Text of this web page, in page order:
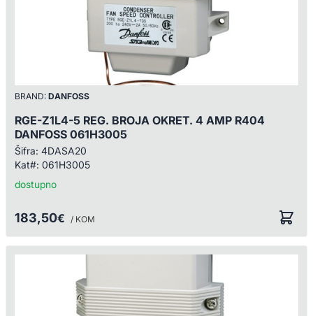
BRAND: DANFOSS
RGE-Z1L4-5 REG. BROJA OKRET. 4 AMP R404
DANFOSS 061H3005
Šifra: 4DASA20
Kat#: 061H3005
dostupno
183,50€ / KOM